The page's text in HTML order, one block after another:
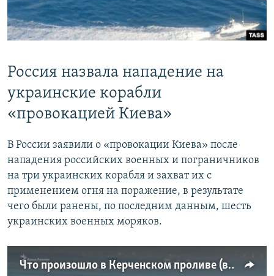
Россия назвала нападение на
украинские корабли
«провокацией Киева»
В России заявили о «провокации Киева» после
нападения российских военных и пограничников
на три украинских корабля и захват их с
применением огня на поражение, в результате
чего были ранены, по последним данным, шесть
украинских военных моряков.
Что произошло в Керченском проливе (видео)